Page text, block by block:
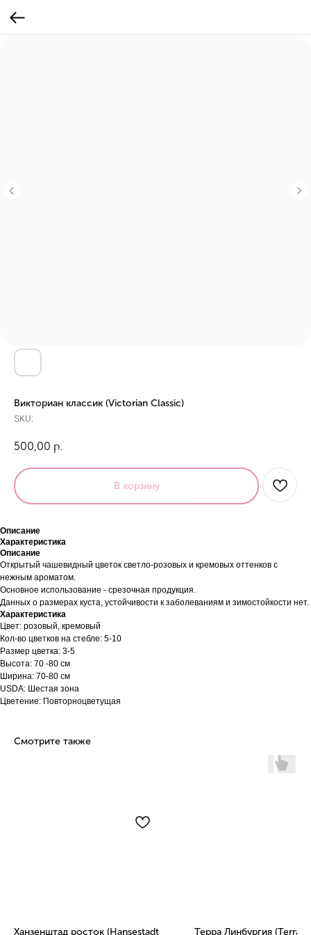
Викториан классик (Victorian Classic)
SKU:
500,00 р.
В корзину
Описание
Характеристика
Описание
Открытый чашевидный цветок светло-розовых и кремовых оттенков с
нежным ароматом.
Основное использование - срезочная продукция.
Данных о размерах куста, устойчивости к заболеваниям и зимостойкости нет.
Характеристика
Цвет: розовый, кремовый
Кол-во цветков на стебле: 5-10
Размер цветка: 3-5
Высота: 70 -80 см
Ширина: 70-80 см
USDA: Шестая зона
Цветение: Повторноцветущая
Смотрите также
Ханзенштад росток (Hansestadt Терра Линбургия (Terra